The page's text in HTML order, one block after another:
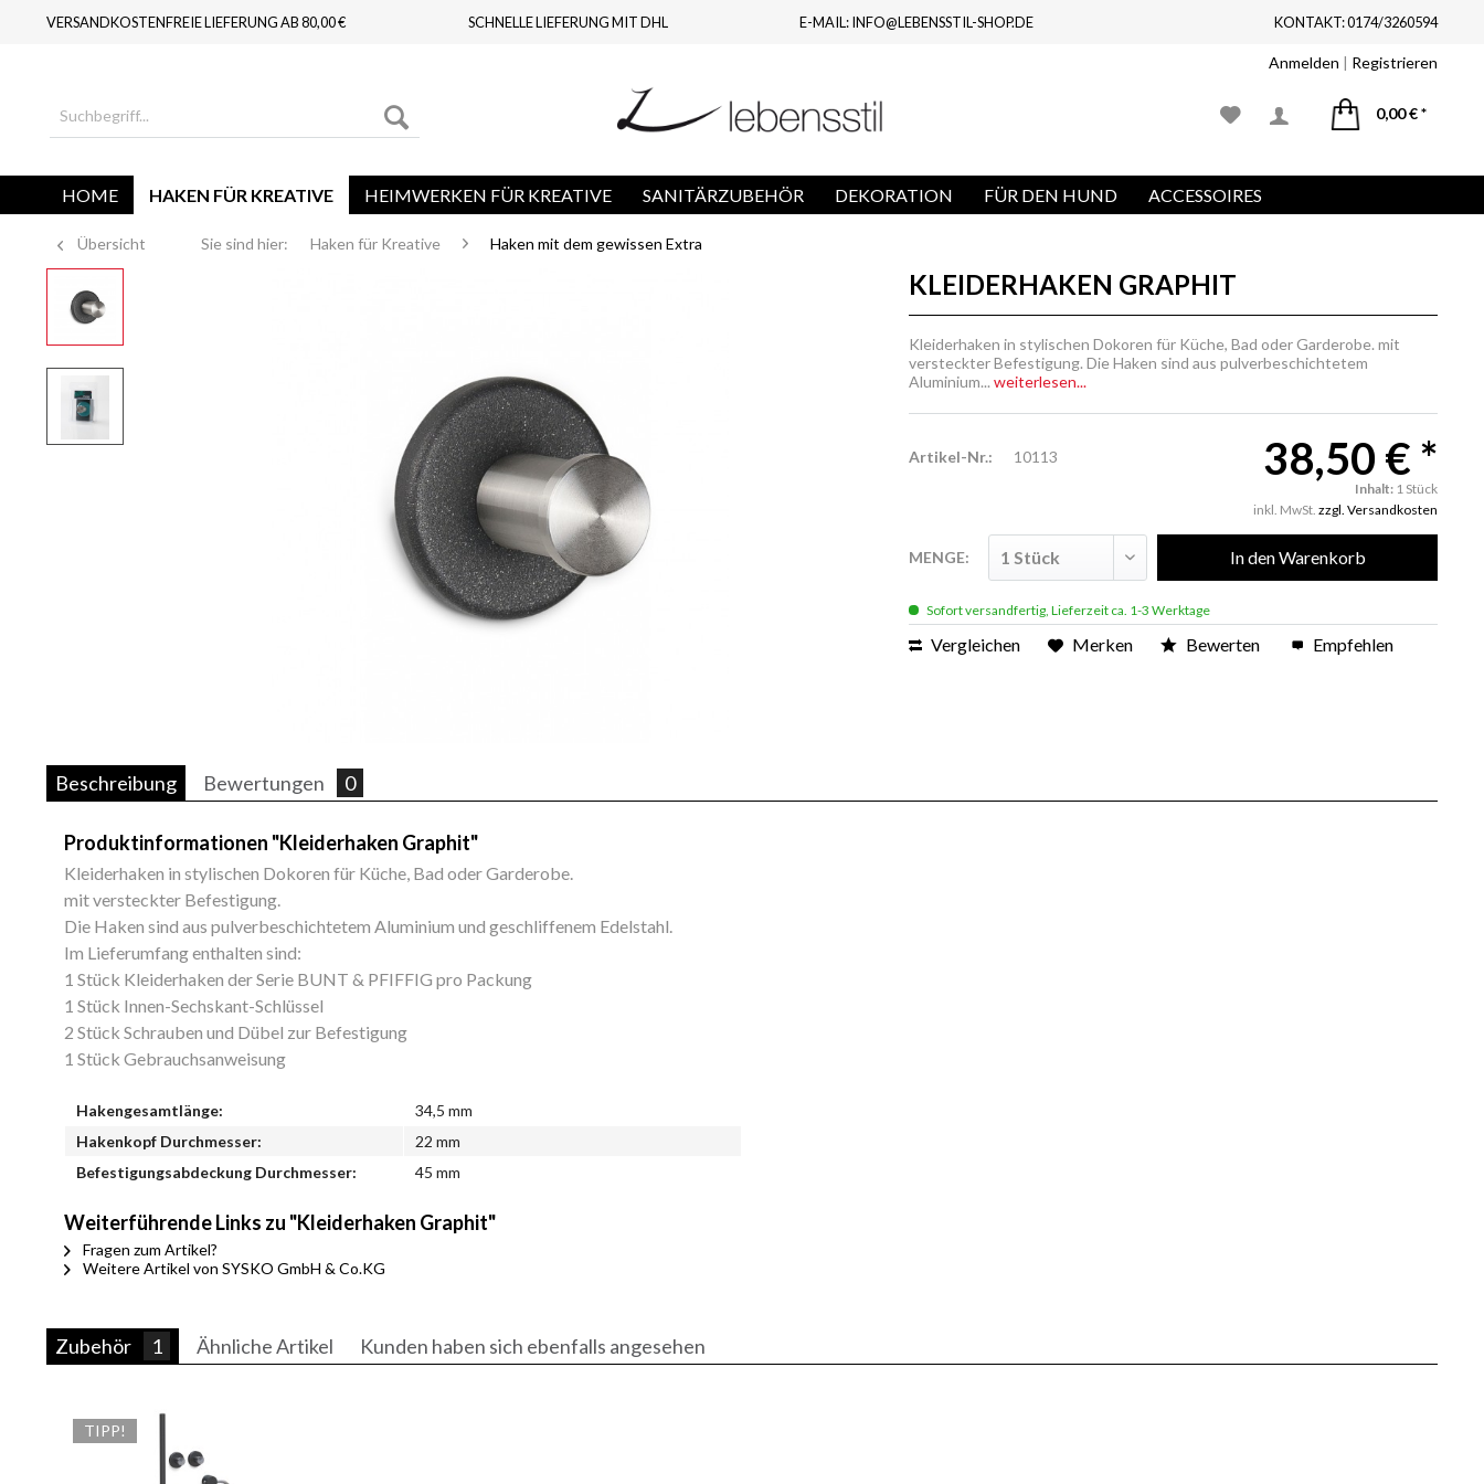
VERSANDKOSTENFREIE LIEFERUNG AB 80,00 € SCHNELLE LIEFERUNG MIT DHL E-MAIL: INFO@LEBENSSTIL-SHOP.DE KONTAKT: 0174/3260594
Anmelden | Registrieren
0,00 € *
HOME HAKEN FÜR KREATIVE HEIMWERKEN FÜR KREATIVE SANITÄRZUBEHÖR DEKORATION FÜR DEN HUND ACCESSOIRES
Übersicht Sie sind hier: Haken für Kreative Haken mit dem gewissen Extra
KLEIDERHAKEN GRAPHIT
Kleiderhaken in stylischen Dokoren für Küche, Bad oder Garderobe. mit
versteckter Befestigung. Die Haken sind aus pulverbeschichtetem
Aluminium...weiterlesen...
Artikel-Nr.: 10113 38,50 € *
Inhalt: 1 Stück
inkl. MwSt. zzgl. Versandkosten
MENGE: In denWarenkorb
Sofort versandfertig, Lieferzeit ca. 1-3 Werktage
Vergleichen Merken Bewerten Empfehlen
Beschreibung Bewertungen 0
Produktinformationen "Kleiderhaken Graphit"
Kleiderhaken in stylischen Dokoren für Küche, Bad oder Garderobe.
mit versteckter Befestigung.
Die Haken sind aus pulverbeschichtetem Aluminium und geschliffenem Edelstahl.
Im Lieferumfang enthalten sind:
1 Stück Kleiderhaken der Serie BUNT & PFIFFIG pro Packung
1 Stück Innen-Sechskant-Schlüssel
2 Stück Schrauben und Dübel zur Befestigung
1 Stück Gebrauchsanweisung
Hakengesamtlänge:
34,5 mm
Hakenkopf Durchmesser:
22 mm
Befestigungsabdeckung Durchmesser:
45 mm
Weiterführende Links zu "Kleiderhaken Graphit"
Fragen zum Artikel?
Weitere Artikel von SYSKO GmbH & Co.KG
Zubehör 1 Ähnliche Artikel Kunden haben sich ebenfalls angesehen
TIPP!